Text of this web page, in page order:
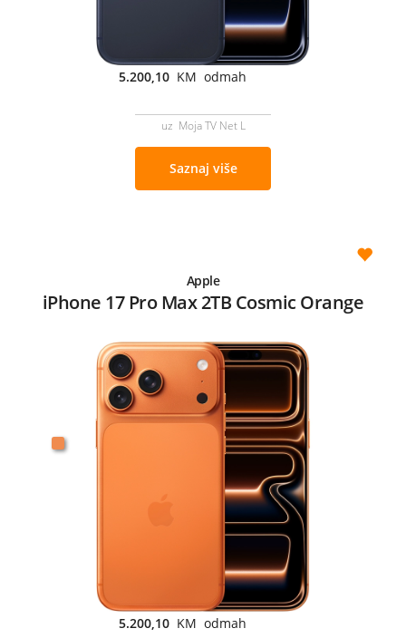
5.200,10 KM odmah
uz Moja TV Net L
Saznaj više
Apple
iPhone 17 Pro Max 2TB Cosmic Orange
5.200,10 KM odmah